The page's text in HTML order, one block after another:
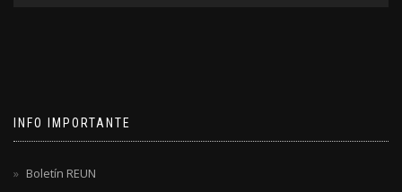
INFO IMPORTANTE
Boletín REUN